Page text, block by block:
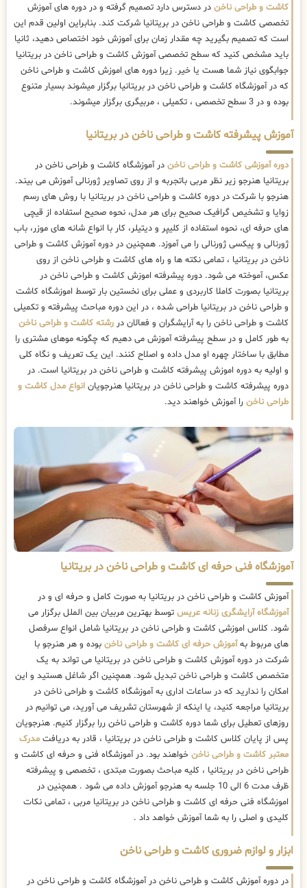
کاشت و طراحی ناخن در دسترس دارد تصمیم گرفته و در دوره های آموزش
تخصصی کاشت و طراحی ناخن در بریتانیا شرکت کند. بنابراین اولین قدم این
است که تصمیم بگیرید چه مقدار زمان برای آموزش خود اختصاص دهید، ثانیا
باید مشخص کنید که سطح تخصصی آموزش کاشت و طراحی ناخن در بریتانیا
جوابگوی نیاز شما هست یا خیر. زیرا دوره های اموزش کاشت و طراحی ناخن
که در آموزشگاه کاشت و طراحی ناخن در بریتانیا برگزار میشوند بسیار متنوع
بوده و در 3 سطح تخصصی ، تکمیلی ، مربیگری برگزار میشوند.
آموزش پیشرفته کاشت و طراحی ناخن در بریتانیا
دوره آموزشی کاشت و طراحی ناخن در آموزشگاه کاشت و طراحی ناخن در
بریتانیا هنرجو زیر نظر مربی باتجربه و از روی تصاویر ژورنالی آموزش می بیند.
هنرجو با شرکت در دوره کاشت و طراحی ناخن در بریتانیا با روش های رسم
زوایا و تشخیص گرافیک صحیح برای هر مدل، نحوه صحیح استفاده از قیچی
های حرفه ای، نحوه استفاده از کلیپر و دیتیلر، کار با انواع شانه های موزر، باب
ژورنالی و پیکسی ژورنالی را می آموزد. همچنین در دوره آموزش کاشت و طراحی
ناخن در بریتانیا ، تمامی نکته ها و راه های کاشت و طراحی ناخن از روی
عکس، آموخته می شود. دوره پیشرفته اموزش کاشت و طراحی ناخن در
بریتانیا بصورت کاملا کاربردی و عملی برای نخستین بار توسط اموزشگاه کاشت
و طراحی ناخن در بریتانیا طراحی شده ، در این دوره مباحث پیشرفته و تکمیلی
کاشت و طراحی ناخن را به آرایشگران و فعالان در رشته کاشت و طراحی ناخن
به طور کامل و در سطح پیشرفته آموزش می دهیم که چگونه موهای مشتری را
مطابق با ساختار چهره او مدل داده و اصلاح کنند. این یک تعریف و نگاه کلی
و اولیه به دوره اموزش پیشرفته کاشت و طراحی ناخن در بریتانیا است. در
دوره پیشرفته کاشت و طراحی ناخن در بریتانیا هنرجویان انواع مدل کاشت و
طراحی ناخن را آموزش خواهند دید.
آموزشگاه فنی حرفه ای کاشت و طراحی ناخن در بریتانیا
آموزش کاشت و طراحی ناخن در بریتانیا به صورت کامل و حرفه ای و در
آموزشگاه آرایشگری زنانه عریس توسط بهترین مربیان بین الملل برگزار می
شود. کلاس اموزشی کاشت و طراحی ناخن در بریتانیا شامل انواع سرفصل
های مربوط بهآموزش حرفه ای کاشت و طراحی ناخن بوده و هر هنرجو با
شرکت در دوره آموزش کاشت و طراحی ناخن در بریتانیا می تواند به یک
متخصص کاشت و طراحی ناخن تبدیل شود. همچنین اگر شاغل هستید و این
امکان را ندارید که در ساعات اداری به آموزشگاه کاشت و طراحی ناخن در
بریتانیا مراجعه کنید، یا اینکه از شهرستان تشریف می آورید، می توانیم در
روزهای تعطیل برای شما دوره کاشت و طراحی ناخن ررا برگزار کنیم. هنرجویان
پس از پایان کلاس کاشت و طراحی ناخن در بریتانیا ، قادر به دریافت مدرک
معتبر کاشت و طراحی ناخن خواهند بود. در آموزشگاه فنی و حرفه ای کاشت و
طراحی ناخن در بریتانیا ، کلیه مباحث بصورت مبتدی ، تخصصی و پیشرفته
ظرف مدت 6 الی 10 جلسه به هنرجو آموزش داده می شود . همچنین در
اموزشگاه فنی حرفه ای کاشت و طراحی ناخن در بریتانیا مربی ، تمامی نکات
کلیدی و اصلی را به شما آموزش خواهد داد .
ابزار و لوازم ضروری کاشت و طراحی ناخن
در دوره آموزش کاشت و طراحی ناخن در آموزشگاه کاشت و طراحی ناخن در